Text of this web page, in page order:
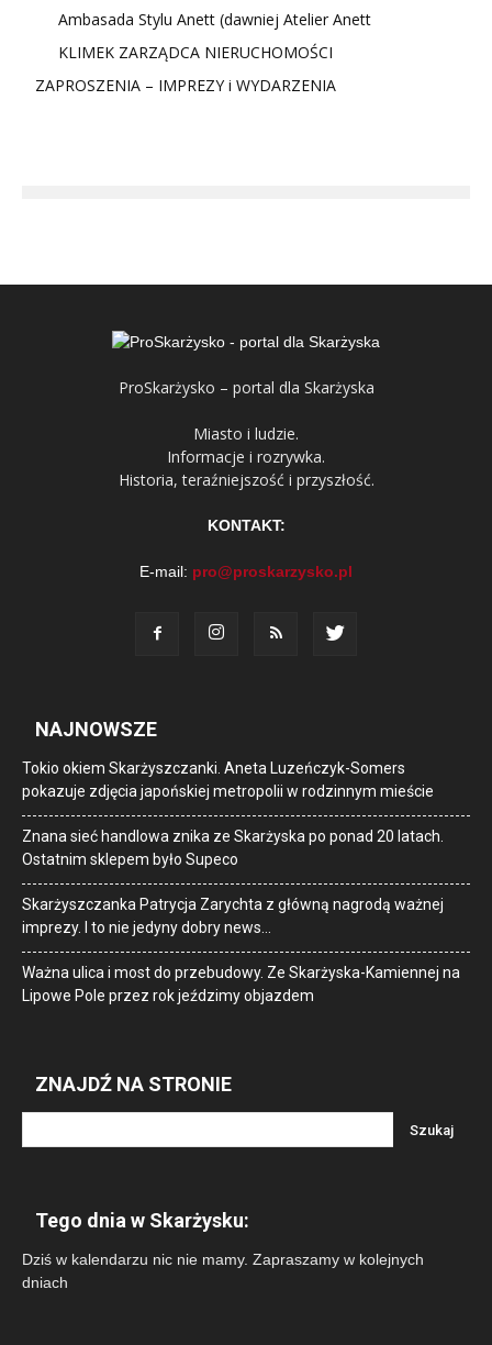
Ambasada Stylu Anett (dawniej Atelier Anett
KLIMEK ZARZĄDCA NIERUCHOMOŚCI
ZAPROSZENIA – IMPREZY i WYDARZENIA
ProSkarżysko – portal dla Skarżyska
Miasto i ludzie.
Informacje i rozrywka.
Historia, teraźniejszość i przyszłość.
KONTAKT:
E-mail: pro@proskarzysko.pl
NAJNOWSZE
Tokio okiem Skarżyszczanki. Aneta Luzeńczyk-Somers
pokazuje zdjęcia japońskiej metropolii w rodzinnym mieście
Znana sieć handlowa znika ze Skarżyska po ponad 20 latach.
Ostatnim sklepem było Supeco
Skarżyszczanka Patrycja Zarychta z główną nagrodą ważnej
imprezy. I to nie jedyny dobry news…
Ważna ulica i most do przebudowy. Ze Skarżyska-Kamiennej na
Lipowe Pole przez rok jeździmy objazdem
ZNAJDŹ NA STRONIE
Tego dnia w Skarżysku:
Dziś w kalendarzu nic nie mamy. Zapraszamy w kolejnych
dniach